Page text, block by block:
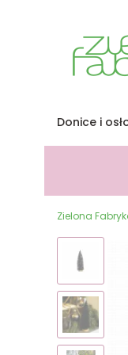
Donice i
Zielona